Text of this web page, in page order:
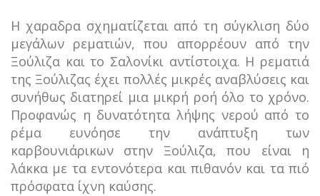
Η χαραδρα σχηματίζεται από τη σύγκλιση δύο
μεγάλων ρεματιών, που απορρέουν από την
Ξούλιζα και το Σαλονίκι αντίστοιχα. Η ρεματιά
της Ξούλιζας έχει πολλές μικρές αναβλύσεις και
συνήθως διατηρεί μια μικρή ροή όλο το χρόνο.
Προφανώς η δυνατότητα λήψης νερού από το
ρέμα ευνόησε την ανάπτυξη των
καρβουνιάρικων στην Ξούλιζα, που είναι η
λάκκα με τα εντονότερα και πιθανόν και τα πιό
πρόσφατα ίχνη καύσης.